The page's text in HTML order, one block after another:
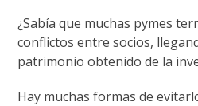
¿Sabía que muchas pymes
conflictos entre socios,
patrimonio obtenido de la
Hay muchas formas de